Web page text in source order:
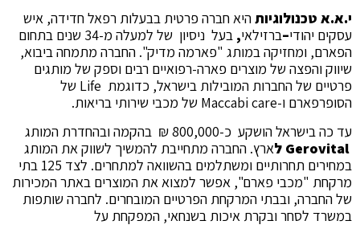
י.א.א טכנולוגיותהיא חברה פרטית בבעלות רפאל חדידה, איש
עסקים יהודי–ברזילאי,
בעל ניסיון של למעלה מ-34 שנים בתחום
הפארם, ומחזיקה במותג "פארמה מדיק". החברה מתמחה ביבוא,
שיווק והפצה של מוצרים פארה-רפואיים רבים וספק של מותגים
פרטיים של החברות המובילות בישראל, כדוגמת Life של
הסופרפארם ו-Maccabi care של מכבי שירותי בריאות.
עד כה בישראל הושקע כ-800,000 ₪ בהקמה
ובהחדרת המותג
Gerovital ל
ארץ. החברה מתחייבת להמשיך לשווק את המותג
במחירים תחרותיים ומשתלמים בהשוואה למתחרים. לצד 125 בתי
מרקחת "מכבי פארם", אפשר למצוא את המוצרים באתר המכירות
של החברה, ובבתי המרקחת הפרטיים המובחרים. לחברה שותפות
במשרד לסחר ובקרת איכות בשנחאי, המפקחת על